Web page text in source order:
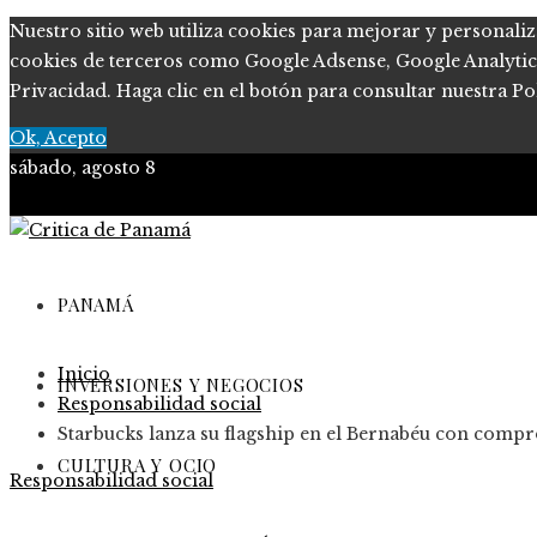
Nuestro sitio web utiliza cookies para mejorar y
cookies de terceros como Google Adsense, Google
Privacidad. Haga clic en el botón para consultar nuestra
Ok, Acepto
sábado, agosto 8
PANAMÁ
INVERSIONES Y NEGOCIOS
CULTURA Y OCIO
Inicio
Responsabilidad social
Starbucks lanza su flagship en el Bernabéu con
Responsabilidad social